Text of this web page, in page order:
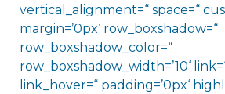
vertical_alignment=“ space=“
margin=’0px‘ row_boxshadow=“
row_boxshadow_color=“
row_boxshadow_width=’10‘
link_hover=“ padding=’0px‘